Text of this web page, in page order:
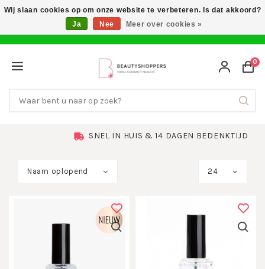
SNEL IN HUIS & 14 DAGEN BEDENKTIJD
0
Naam oplopend 24
Wij slaan cookies op om onze website te verbeteren. Is dat akkoord?
Ja
Nee Meer over cookies »